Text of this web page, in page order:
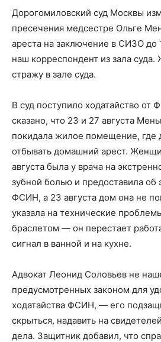
Дорогомиловский суд Москвы
пресечения медсестре Ольге
ареста на заключение в СИЗО до
наш корреспондент из зала
стражу в зале суда.
В суд поступило ходатайство от
сказано, что 23 и 27 августа
покидала жилое помещение, где
отбывать домашний арест.
августа была у врача на
зубной болью и предоставила об
ФСИН, а 23 августа дом она не
указала на технические
браслетом — он перестает
сигнал в ванной и на кухне.
Адвокат Леонид Соловьев не
предусмотренных законом для
ходатайства ФСИН, — его
скрыться, надавить на
дела. Защитник добавил, что